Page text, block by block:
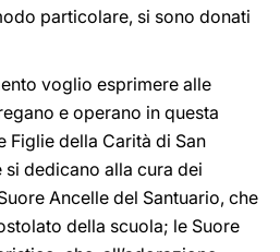
particolare, si sono donati
voglio esprimere alle
e operano in questa
Figlie della Carità di San
si dedicano alla cura dei
Ancelle del Santuario, che
della scuola; le Suore